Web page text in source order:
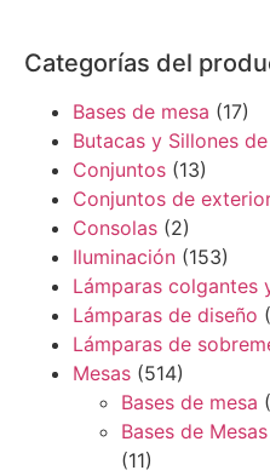
Categorías del
Bases de mesa (17)
Butacas y Sillones
Conjuntos (13)
Conjuntos de
Consolas (2)
Iluminación (153)
Lámparas colgantes
Lámparas de diseño
Lámparas de
Mesas (514)
Bases de mesa
Bases de
(11)